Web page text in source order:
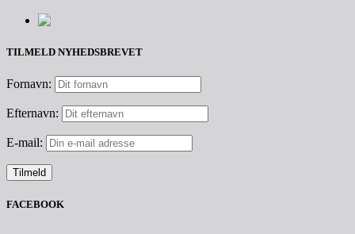
TILMELD NYHEDSBREVET
Fornavn:
Efternavn:
E-mail:
FACEBOOK